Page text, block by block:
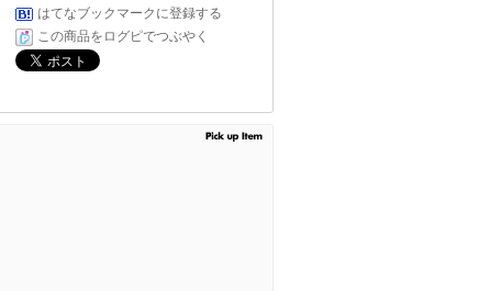
はてなブックマークに登録する
この商品をログピでつぶやく